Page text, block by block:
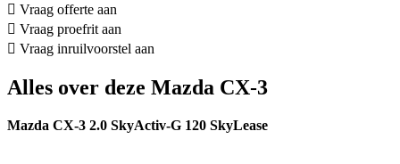
Vraag offerte aan
Vraag proefrit aan
Vraag inruilvoorstel aan
Alles over deze Mazda CX-3
Mazda CX-3 2.0 SkyActiv-G 120 SkyLease